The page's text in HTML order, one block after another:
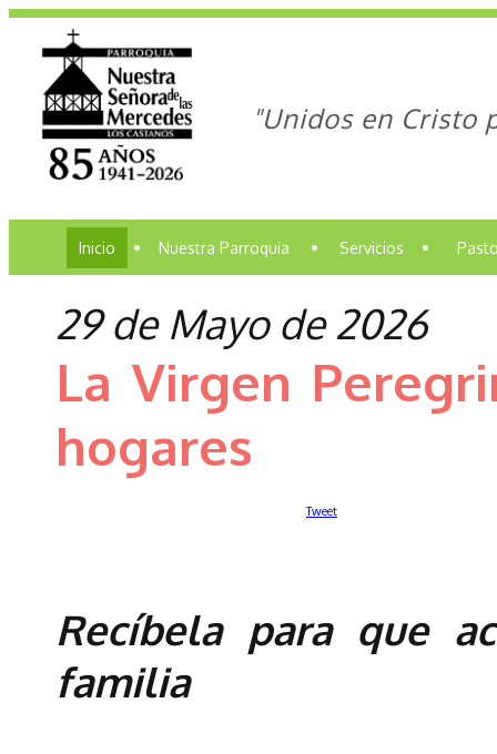
"Unidos en Cristo
Inicio • Nuestra Parroquia • Servicios •
29 de Mayo de 2026
La Virgen
hogares
Tweet
Recíbela para que
familia